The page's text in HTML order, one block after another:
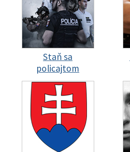
Staň sa
policajtom